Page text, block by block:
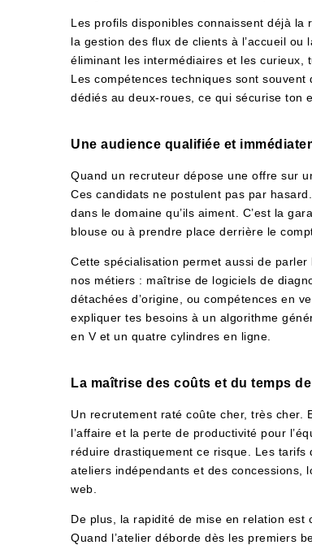
Les profils disponibles connaissent déjà la
la gestion des flux de clients à l’accueil
éliminant les intermédiaires et les curieux,
Les compétences techniques sont
dédiés au deux-roues, ce qui sécurise ton
Une audience qualifiée et
Quand un recruteur dépose une offre sur
Ces candidats ne postulent pas par
dans le domaine qu’ils aiment. C’est la
blouse ou à prendre place derrière le
Cette spécialisation permet aussi de
nos métiers : maîtrise de logiciels de
détachées d’origine, ou compétences en
expliquer tes besoins à un algorithme
en V et un quatre cylindres en ligne.
La maîtrise des coûts et du temps
Un recrutement raté coûte cher, très cher.
l’affaire et la perte de productivité pour
réduire drastiquement ce risque. Les
ateliers indépendants et des concessions,
web.
De plus, la rapidité de mise en relation est
Quand l’atelier déborde dès les premiers